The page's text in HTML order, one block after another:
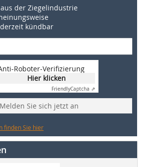
der Ziegelindustrie
kündbar
Roboter-Verifizierung
Hier klicken
FriendlyCaptcha ⇗
Sie sich jetzt an
finden Sie hier